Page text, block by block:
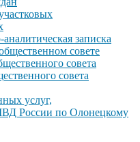
записка
совете
совета
совета
услуг,
России по Олонецкому